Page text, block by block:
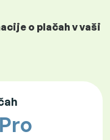
o plačah v vaši